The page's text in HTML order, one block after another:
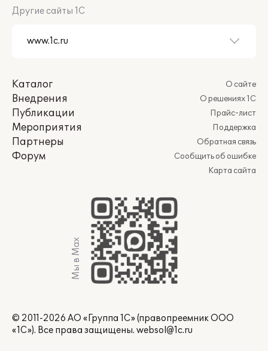
Другие сайты 1С
Каталог
Внедрения
Публикации
Мероприятия
Партнеры
Форум
О сайте
О решениях 1С
Прайс-лист
Поддержка
Обратная связь
Сообщить об ошибке
Карта сайта
Мы в Max
© 2011-2026 АО «Группа 1С» (правопреемник ООО
«1С»). Все права защищены. websol@1c.ru